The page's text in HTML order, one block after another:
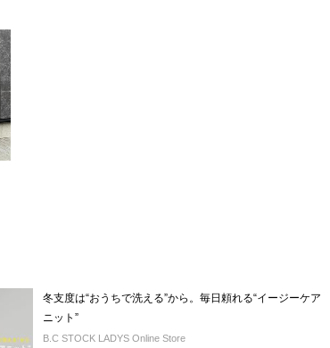
冬支度は“おうちで洗える”から。毎日頼れる“イージーケア
ニット”
B.C STOCK LADYS Online Store